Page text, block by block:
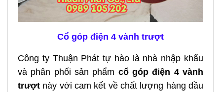
Cổ góp điện 4 vành trượt
Công ty Thuận Phát tự hào là nhà nhập khẩu
và phân phối sản phẩm cổ góp điện 4 vành
trượt này với cam kết về chất lượng hàng đầu